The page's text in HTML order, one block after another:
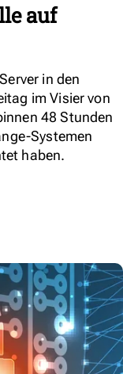
auf
in den
im Visier von
48 Stunden
Systemen
haben.